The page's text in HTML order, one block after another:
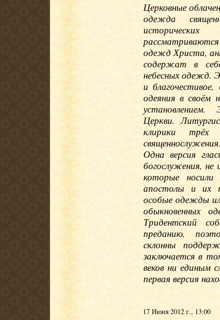
Церковные
одежда
одежд Христа,
содержат в
небесных одежд.
и
одеяния в своём
Церкви.
клирики трёх
Одна версия
богослужения, не
которые
апостолы и их
особые одежды
обыкновенных
Тридентский
преданию,
склонны
заключается в
веков ни единым
первая версия
17 Июня 2012 г., 13:00